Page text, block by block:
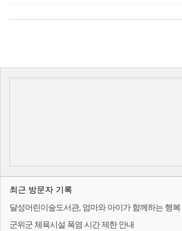
최근 방문자 기록
달성어린이숲도서관, 엄마와 아이가 함께하는 행복
군위군 체육시설 폭염 시간 제한 안내